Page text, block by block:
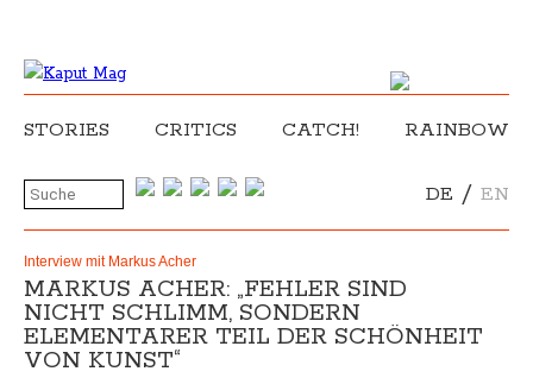
STORIES CRITICS CATCH! RAINBOW
DE / EN
Interview mit Markus Acher
MARKUS ACHER: „FEHLER SIND
NICHT SCHLIMM, SONDERN
ELEMENTARER TEIL DER SCHÖNHEIT
VON KUNST“